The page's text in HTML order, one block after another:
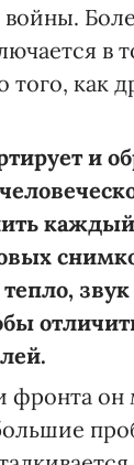
в
того, как
и
каждый
тепло,
фронта